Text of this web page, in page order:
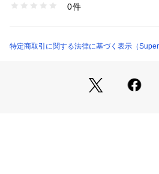
●部活ブラ:スリム
●綿混素材(カップ裏・身生地)
●胸をつぶさず目立たせにくい
●中高生の運動シーンを応援する「部
1540000481490
0件
特定商取引に関する法律に基づく表示（